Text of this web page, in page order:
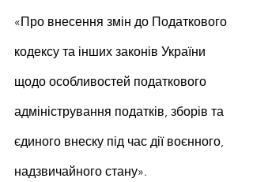
«Про внесення змін до Податкового
кодексу та інших законів України
щодо особливостей податкового
адміністрування податків, зборів та
єдиного внеску під час дії воєнного,
надзвичайного стану».